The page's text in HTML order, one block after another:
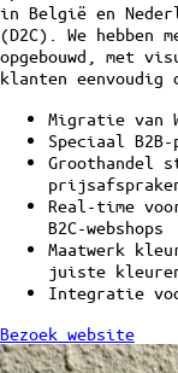
in België en
(D2C). We
opgebouwd, met
klanten eenvoudig
Migratie van
Speciaal
Groothandel
Real-time
B2C-webshops
Maatwerk
juiste
Integratie
Bezoek website